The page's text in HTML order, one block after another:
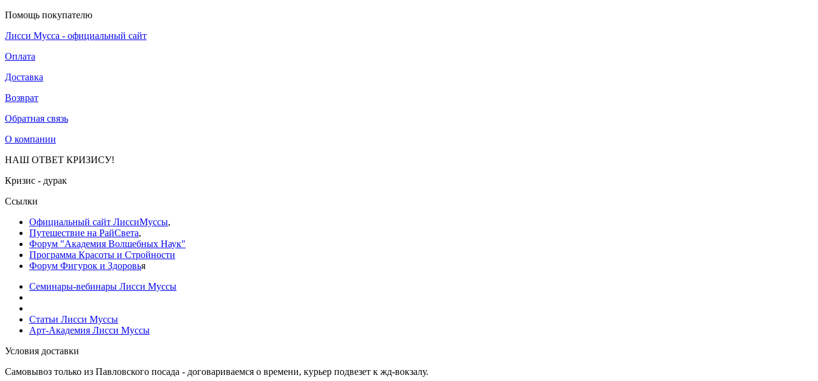
Помощь покупателю
Лисси Мусса - официальный сайт
Оплата
Доставка
Возврат
Обратная связь
О компании
НАШ ОТВЕТ КРИЗИСУ!
Кризис - дурак
Ссылки
Официальный сайт ЛиссиМуссы,
Путешествие на РайСвета,
Форум "Академия Волшебных Наук"
Программа Красоты и Стройности
Форум Фигурок и Здоровья
Семинары-вебинары Лисси Муссы
Статьи Лисси Муссы
Арт-Академия Лисси Муссы
Условия доставки
Самовывоз только из Павловского посада - договариваемся о времени, курьер подвезет к жд-вокзалу.